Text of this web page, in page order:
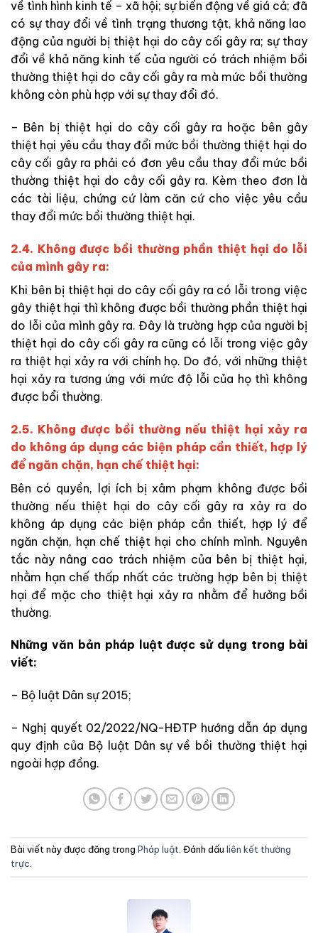
về tình hình kinh tế – xã hội; sự biến động về giá cả; đã
có sự thay đổi về tình trạng thương tật, khả năng lao
động của người bị thiệt hại do cây cối gây ra; sự thay
đổi về khả năng kinh tế của người có trách nhiệm bồi
thường thiệt hại do cây cối gây ra mà mức bồi thường
không còn phù hợp với sự thay đổi đó.
– Bên bị thiệt hại do cây cối gây ra hoặc bên gây
thiệt hại yêu cầu thay đổi mức bồi thường thiệt hại do
cây cối gây ra phải có đơn yêu cầu thay đổi mức bồi
thường thiệt hại do cây cối gây ra. Kèm theo đơn là
các tài liệu, chứng cứ làm căn cứ cho việc yêu cầu
thay đổi mức bồi thường thiệt hại.
2.4. Không được bồi thường phần thiệt hại do lỗi
của mình gây ra:
Khi bên bị thiệt hại do cây cối gây ra có lỗi trong việc
gây thiệt hại thì không được bồi thường phần thiệt hại
do lỗi của mình gây ra. Đây là trường hợp của người bị
thiệt hại do cây cối gây ra cũng có lỗi trong việc gây
ra thiệt hại xảy ra với chính họ. Do đó, với những thiệt
hại xảy ra tương ứng với mức độ lỗi của họ thì không
được bổi thường.
2.5. Không được bồi thường nếu thiệt hại xảy ra
do không áp dụng các biện pháp cần thiết, hợp lý
để ngăn chặn, hạn chế thiệt hại:
Bên có quyền, lợi ích bị xâm phạm không được bồi
thường nếu thiệt hại do cây cối gây ra xảy ra do
không áp dụng các biện pháp cần thiết, hợp lý để
ngăn chặn, hạn chế thiệt hại cho chính mình. Nguyên
tắc này nâng cao trách nhiệm của bên bị thiệt hại,
nhằm hạn chế thấp nhất các trường hợp bên bị thiệt
hại để mặc cho thiệt hại xảy ra nhằm để hưởng bồi
thường.
Những văn bản pháp luật được sử dụng trong bài
viết:
– Bộ luật Dân sự 2015;
– Nghị quyết 02/2022/NQ-HĐTP hướng dẫn áp dụng
quy định của Bộ luật Dân sự về bồi thường thiệt hại
ngoài hợp đồng.
Bài viết này được đăng trong Pháp luật. Đánh dấu liên kết thường
trực.